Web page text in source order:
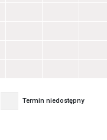
Termin niedostępny